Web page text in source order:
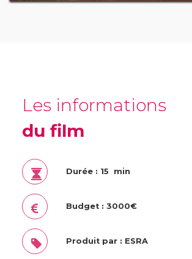
Les informations
du film
Durée : 15 min
Budget : 3000€
Produit par : ESRA